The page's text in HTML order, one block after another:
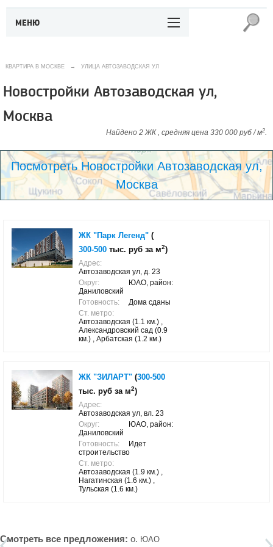
МЕНЮ
КВАРТИРА В МОСКВЕ → УЛИЦА АВТОЗАВОДСКАЯ УЛ
Новостройки Автозаводская ул,
Москва
Найдено 2 ЖК , средняя цена 330 000 руб / м2.
Посмотреть Новостройки Автозаводская ул,
Москва
ЖК "Парк Легенд" (
300-500 тыс. руб за м2)
Адрес:
Автозаводская ул, д. 23
Округ:
ЮАО, район:
Даниловский
Готовность:
Дома сданы
Ст. метро:
Автозаводская (1.1 км.) ,
Александровский сад (0.9
км.) , Арбатская (1.2 км.)
ЖК "ЗИЛАРТ" (300-500
тыс. руб за м2)
Адрес:
Автозаводская ул, вл. 23
Округ:
ЮАО, район:
Даниловский
Готовность:
Идет
строительство
Ст. метро:
Автозаводская (1.9 км.) ,
Нагатинская (1.6 км.) ,
Тульская (1.6 км.)
Смотреть все предложения: о. ЮАО